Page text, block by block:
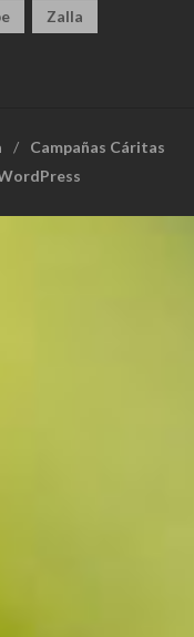
Zalla
Campañas Cáritas